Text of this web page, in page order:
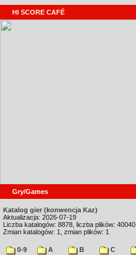
HI SCORE CAFÉ
Gry/Games
Katalog gier (konwencja Kaz)
Aktualizacja: 2026-07-19
Liczba katalogów: 8878, liczba plików: 40040
Zmian katalogów: 1, zmian plików: 1
0-9 A B C